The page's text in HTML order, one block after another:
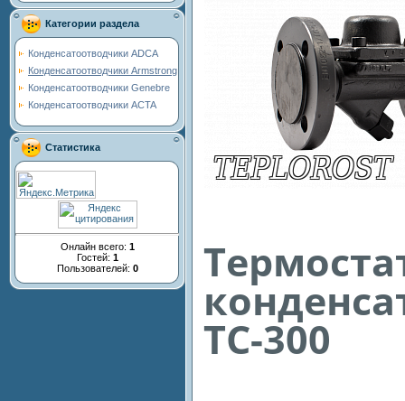
Категории раздела
Конденсатоотводчики ADCA
Конденсатоотводчики Armstrong
Конденсатоотводчики Genebre
Конденсатоотводчики ACTA
Статистика
Онлайн всего: 1
Гостей: 1
Пользователей: 0
TC-300